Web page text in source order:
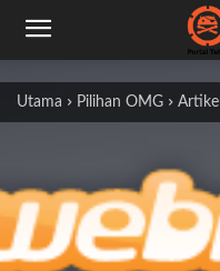
Utama Pilihan OMG Artikel